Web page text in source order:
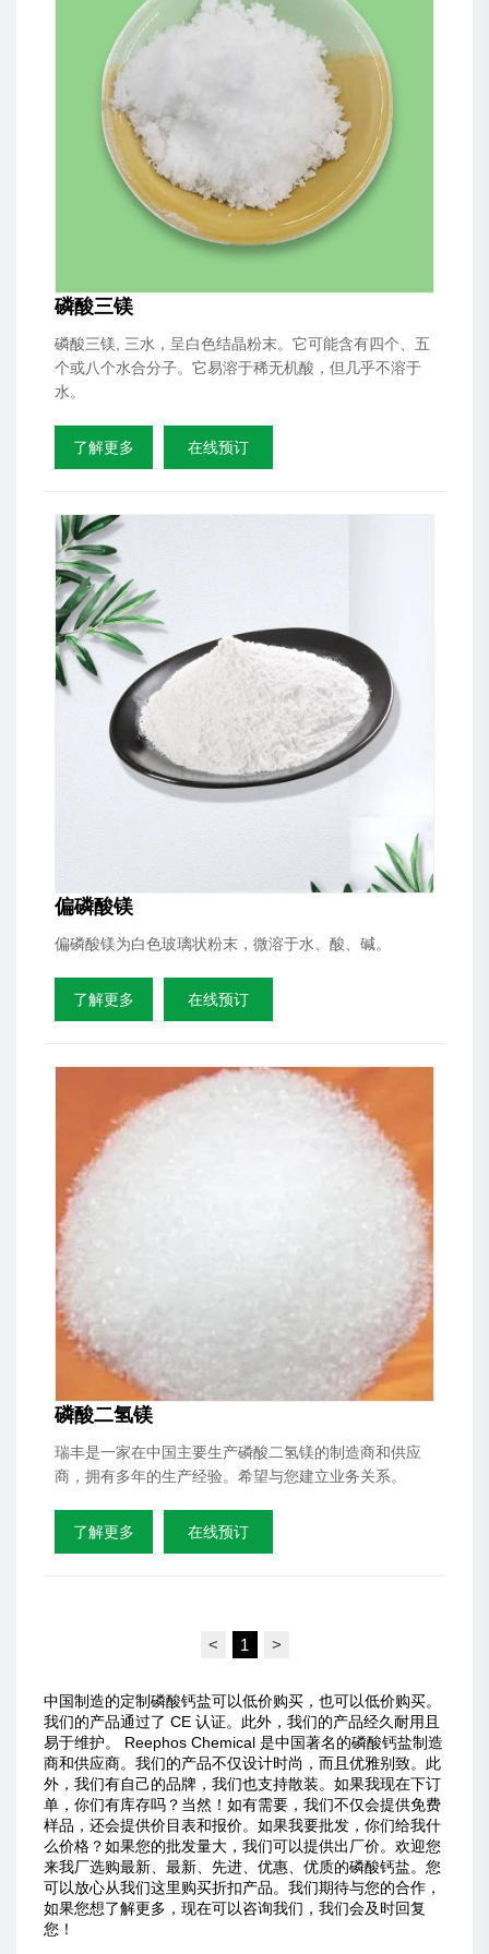
磷酸三镁
磷酸三镁, 三水，呈白色结晶粉末。它可能含有四个、五
个或八个水合分子。它易溶于稀无机酸，但几乎不溶于
水。
了解更多 在线预订
偏磷酸镁
偏磷酸镁为白色玻璃状粉末，微溶于水、酸、碱。
了解更多 在线预订
磷酸二氢镁
瑞丰是一家在中国主要生产磷酸二氢镁的制造商和供应
商，拥有多年的生产经验。希望与您建立业务关系。
了解更多 在线预订
< 1 >
中国制造的定制磷酸钙盐可以低价购买，也可以低价购买。
我们的产品通过了 CE 认证。此外，我们的产品经久耐用且
易于维护。 Reephos Chemical 是中国著名的磷酸钙盐制造
商和供应商。我们的产品不仅设计时尚，而且优雅别致。此
外，我们有自己的品牌，我们也支持散装。如果我现在下订
单，你们有库存吗？当然！如有需要，我们不仅会提供免费
样品，还会提供价目表和报价。如果我要批发，你们给我什
么价格？如果您的批发量大，我们可以提供出厂价。欢迎您
来我厂选购最新、最新、先进、优惠、优质的磷酸钙盐。您
可以放心从我们这里购买折扣产品。我们期待与您的合作，
如果您想了解更多，现在可以咨询我们，我们会及时回复
您！